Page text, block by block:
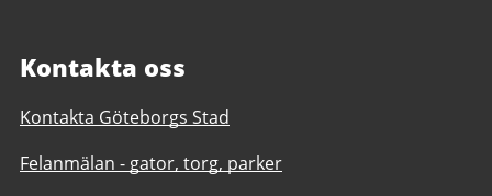
Kontakta oss
Kontakta Göteborgs Stad
Felanmälan - gator, torg, parker